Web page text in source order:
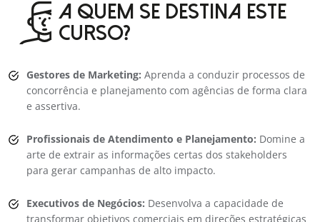
A QUEM SE DESTINA ESTE
CURSO?
Gestores de Marketing: Aprenda a conduzir processos de
concorrência e planejamento com agências de forma clara
e assertiva.
Profissionais de Atendimento e Planejamento: Domine a
arte de extrair as informações certas dos stakeholders
para gerar campanhas de alto impacto.
Executivos de Negócios: Desenvolva a capacidade de
transformar objetivos comerciais em direções estratégicas